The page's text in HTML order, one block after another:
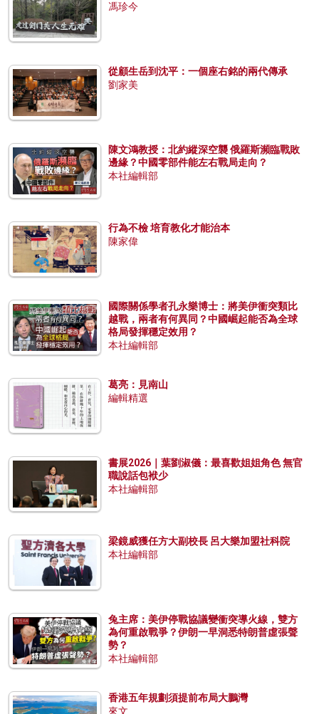
馮珍今
從顧生岳到沈平：一個座右銘的兩代傳承
劉家美
陳文鴻教授：北約縱深空襲 俄羅斯瀕臨戰敗
邊緣？中國零部件能左右戰局走向？
本社編輯部
行為不檢 培育教化才能治本
陳家偉
國際關係學者孔永樂博士：將美伊衝突類比
越戰，兩者有何異同？中國崛起能否為全球
格局發揮穩定效用？
本社編輯部
葛亮：見南山
編輯精選
書展2026｜葉劉淑儀：最喜歡姐姐角色 無官
職說話包袱少
本社編輯部
梁鏡威獲任方大副校長 呂大樂加盟社科院
本社編輯部
兔主席：美伊停戰協議變衝突導火線，雙方
為何重啟戰爭？伊朗一早洞悉特朗普虛張聲
勢？
本社編輯部
香港五年規劃須提前布局大鵬灣
來文